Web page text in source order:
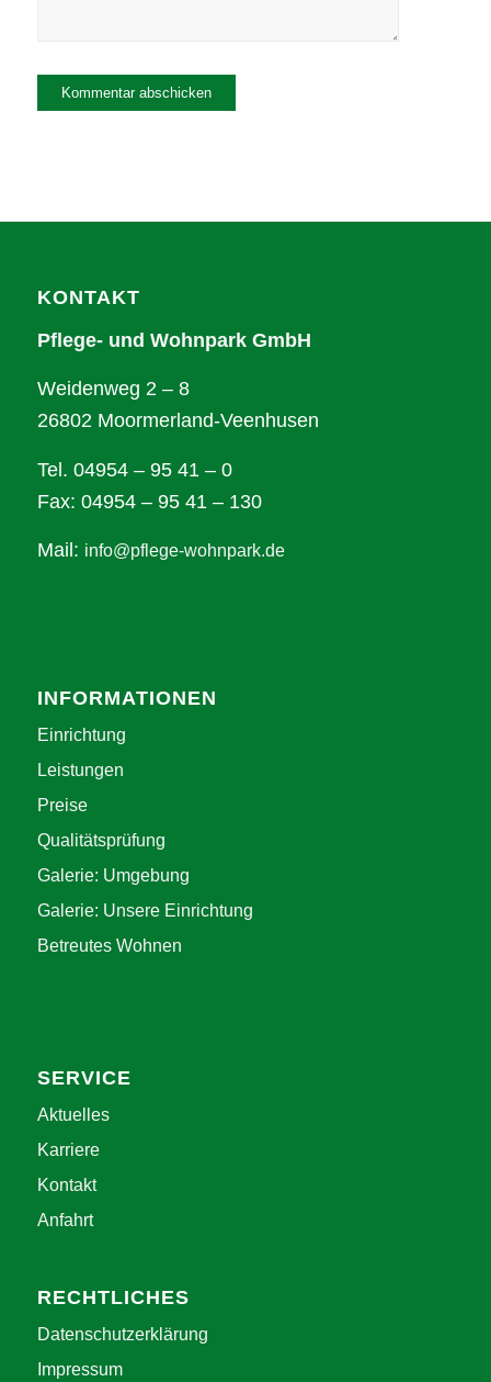
KONTAKT
Pflege- und Wohnpark GmbH
Weidenweg 2 – 8
26802 Moormerland-Veenhusen
Tel. 04954 – 95 41 – 0
Fax: 04954 – 95 41 – 130
Mail: info@pflege-wohnpark.de
INFORMATIONEN
Einrichtung
Leistungen
Preise
Qualitätsprüfung
Galerie: Umgebung
Galerie: Unsere Einrichtung
Betreutes Wohnen
SERVICE
Aktuelles
Karriere
Kontakt
Anfahrt
RECHTLICHES
Datenschutzerklärung
Impressum